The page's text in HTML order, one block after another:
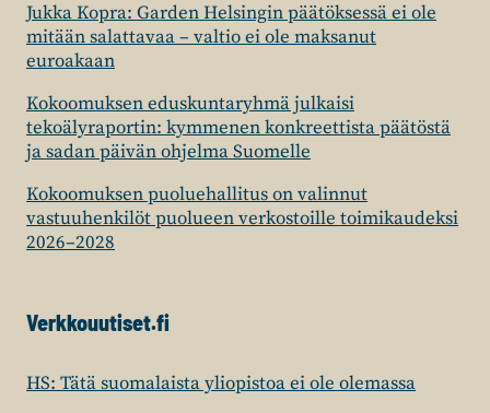
Jukka Kopra: Garden Helsingin päätöksessä ei ole
mitään salattavaa – valtio ei ole maksanut
euroakaan
Kokoomuksen eduskuntaryhmä julkaisi
tekoälyraportin: kymmenen konkreettista päätöstä
ja sadan päivän ohjelma Suomelle
Kokoomuksen puoluehallitus on valinnut
vastuuhenkilöt puolueen verkostoille toimikaudeksi
2026–2028
Verkkouutiset.fi
HS: Tätä suomalaista yliopistoa ei ole olemassa